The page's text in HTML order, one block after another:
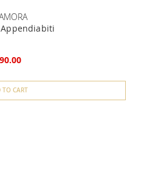
Appendiabiti
TO CART